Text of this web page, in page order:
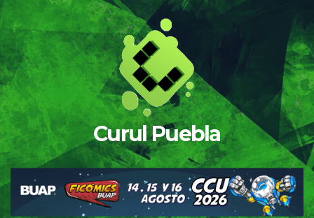
Saltar
al
contenido
Curul Puebla